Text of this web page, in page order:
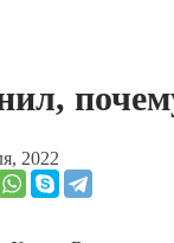
2022